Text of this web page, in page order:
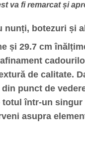
va fi remarcat și
nunți, botezuri și
și 29.7 cm
de calitate.
punct de
într-un
asupra